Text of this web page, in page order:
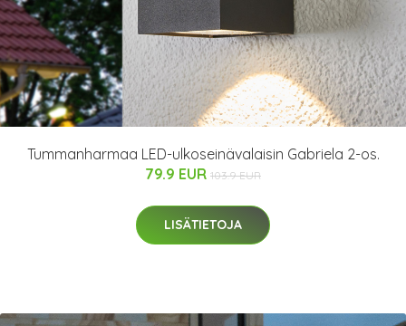
Tummanharmaa LED-ulkoseinävalaisin Gabriela 2-os.
79.9 EUR 103.9 EUR
LISÄTIETOJA